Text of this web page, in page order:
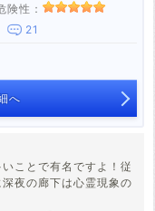
険性：
21
へ
ことで有名ですよ！従
夜の廊下は心霊現象の